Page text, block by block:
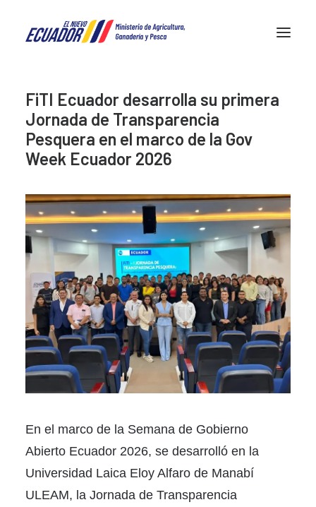
FiTI en Ecuador
Transparencia pesquera
Noticias
FiTI Ecuador desarrolla su primera
Jornada de Transparencia
Pesquera en el marco de la Gov
Week Ecuador 2026
En el marco de la Semana de Gobierno
Abierto Ecuador 2026, se desarrolló en la
Universidad Laica Eloy Alfaro de Manabí
ULEAM, la Jornada de Transparencia